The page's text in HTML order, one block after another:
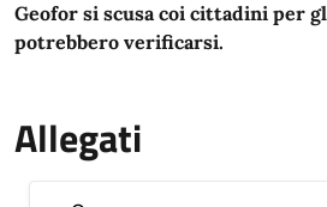
Geofor si scusa coi cittadini per
potrebbero verificarsi.
Allegati